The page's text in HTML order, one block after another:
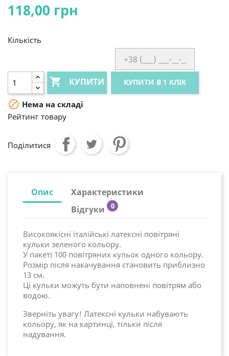
118,00 грн
Кількість
 КУПИТИ КУПИТИ В 1 КЛІК
 Нема на складі
Рейтинг товару
Поділитися
Опис
Характеристики
Відгуки
0
Високоякісні італійські латексні повітряні
кульки зеленого кольору.
У пакеті 100 повітряних кульок одного кольору.
Розмір після накачування становить приблизно
13 см.
Ці кульки можуть бути наповнені повітрям або
водою.
Зверніть увагу! Латексні кульки набувають
кольору, як на картинці, тільки після
надування.